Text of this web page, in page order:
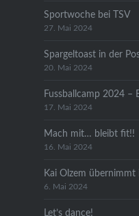
Sportwoche bei TSV
27. Mai 2024
Spargeltoast in der
20. Mai 2024
Fussballcamp 2024 –
17. Mai 2024
Mach mit… bleibt fit!!
16. Mai 2024
Kai Olzem
6. Mai 2024
Let’s dance!